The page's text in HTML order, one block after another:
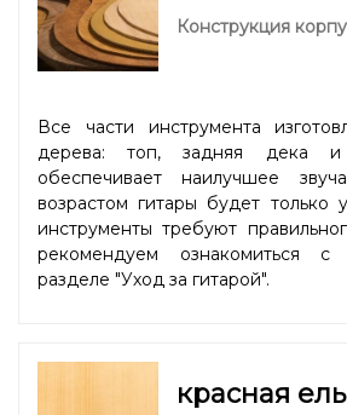
Конструкция
Все части инструмента
дерева: топ, задняя дека и
обеспечивает наилучшее
возрастом гитары будет только
инструменты требуют
рекомендуем ознакомиться
разделе "Уход за гитарой".
красная ель